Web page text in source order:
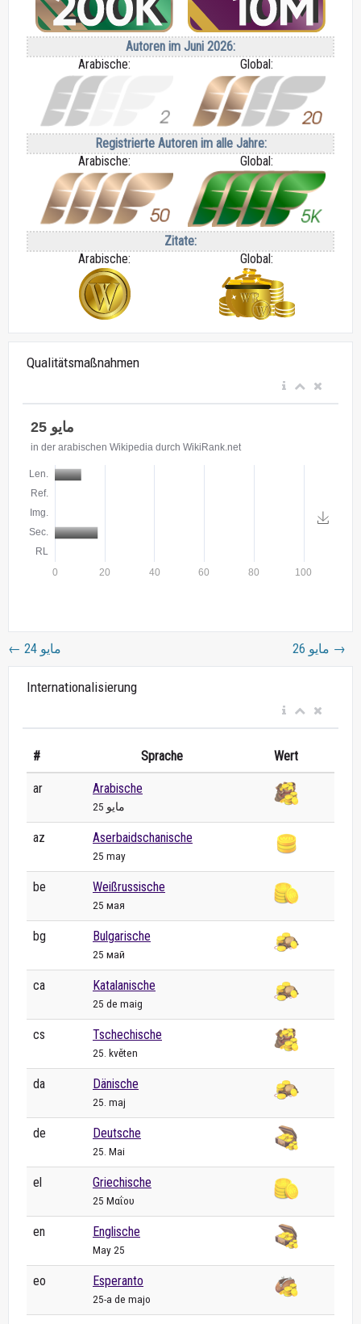
Autoren im Juni 2026:
Arabische:
Global:
Registrierte Autoren im alle Jahre:
Arabische:
Global:
Zitate:
Arabische:
Global:
Qualitätsmaßnahmen
← 24 مايو →
Internationalisierung
# Sprache Wert
ar Arabische
25 مايو
az Aserbaidschanische
25 may
be Weißrussische
25 мая
bg Bulgarische
25 май
ca Katalanische
25 de maig
cs Tschechische
25. květen
da Dänische
25. maj
de Deutsche
25. Mai
el Griechische
25 Μαΐου
en Englische
May 25
eo Esperanto
25-a de majo